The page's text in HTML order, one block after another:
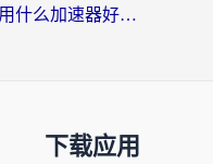
非洲玩装甲战争用什么加速器好？海外党亲测有效的国服游戏加速方案
下载应用